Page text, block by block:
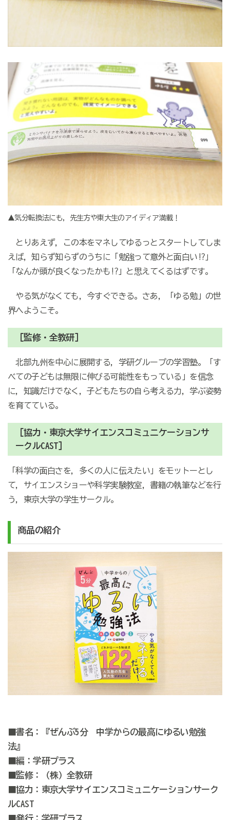
▲気分転換法にも，先生方や東大生のアイディア満載！
とりあえず，この本をマネしてゆるっとスタートしてしま
えば，知らず知らずのうちに「勉強って意外と面白い!?」
「なんか頭が良くなったかも!?」と思えてくるはずです。
やる気がなくても，今すぐできる。さあ，「ゆる勉」の世
界へようこそ。
［監修・全教研］
北部九州を中心に展開する，学研グループの学習塾。「す
べての子どもは無限に伸びる可能性をもっている」を信念
に，知識だけでなく，子どもたちの自ら考える力，学ぶ姿勢
を育てている。
［協力・東京大学サイエンスコミュニケーションサ
ークルCAST］
「科学の面白さを，多くの人に伝えたい」をモットーとし
て，サイエンスショーや科学実験教室，書籍の執筆などを行
う，東京大学の学生サークル。
商品の紹介
■書名：『ぜんぶ5分 中学からの最高にゆるい勉強
法』
■編：学研プラス
■監修：（株）全教研
■協力：東京大学サイエンスコミュニケーションサーク
ルCAST
■発行：学研プラス